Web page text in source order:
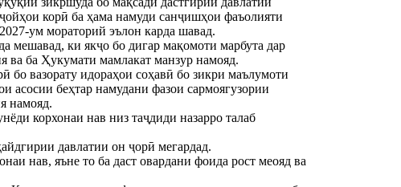
корӣ ба ҳама намуди санҷишҳои фаъолияти
ум мораторий эълон карда шавад.
мешавад, ки якҷо бо дигар мақомоти марбута дар
ва ба Ҳукумати мамлакат манзур намояд.
бо вазорату идораҳои соҳавӣ бо зикри маълумоти
асосии беҳтар намудани фазои сармоягузории
намояд.
корхонаи нав низ таҷдиди назарро талаб
давлатии он ҷорӣ мегардад.
нав, яъне то ба даст овардани фоида рост меояд ва